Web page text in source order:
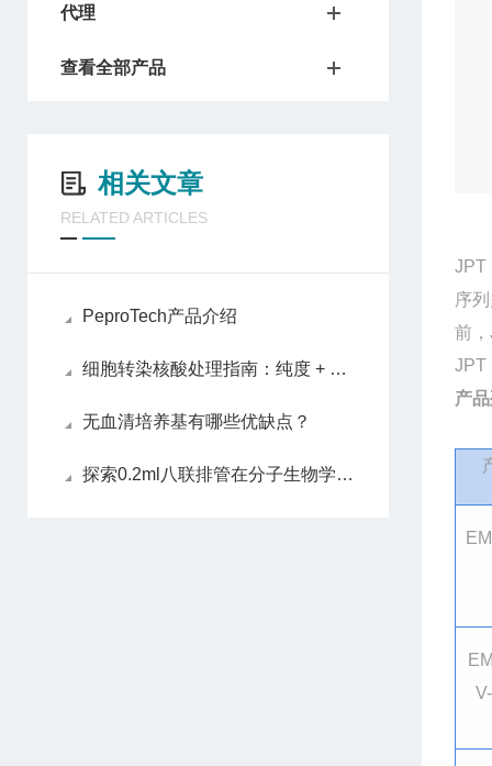
代理
查看全部产品
相关文章
RELATED ARTICLES
PeproTech产品介绍
细胞转染核酸处理指南：纯度 + 浓度双把控
无血清培养基有哪些优缺点？
探索0.2ml八联排管在分子生物学实验中的应用价值
JPT
序
前，
JPT
产